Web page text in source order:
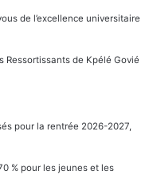
de l’excellence universitaire
Ressortissants de Kpélé Govié
pour la rentrée 2026-2027,
% pour les jeunes et les